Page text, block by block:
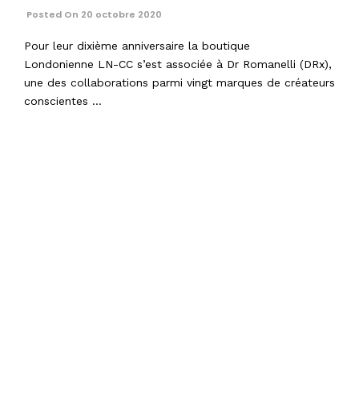
Posted On 20 octobre 2020
Pour leur dixième anniversaire la boutique
Londonienne LN-CC s’est associée à Dr Romanelli (DRx),
une des collaborations parmi vingt marques de créateurs
conscientes …